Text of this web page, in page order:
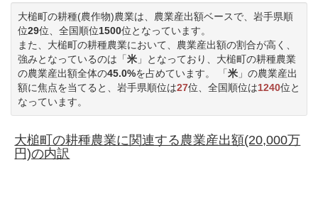
大槌町の耕種(農作物)農業は、農業産出額ベースで、岩手県順
位29位、全国順位1500位となっています。
また、大槌町の耕種農業において、農業産出額の割合が高く、
強みとなっているのは「米 」となっており、大槌町の耕種農業
の農業産出額全体の45.0%を占めています。 「米 」の農業産出
額に焦点を当てると、岩手県順位は27位、全国順位は1240位と
なっています。
大槌町の耕種農業に関連する農業産出額(20,000万
円)の内訳